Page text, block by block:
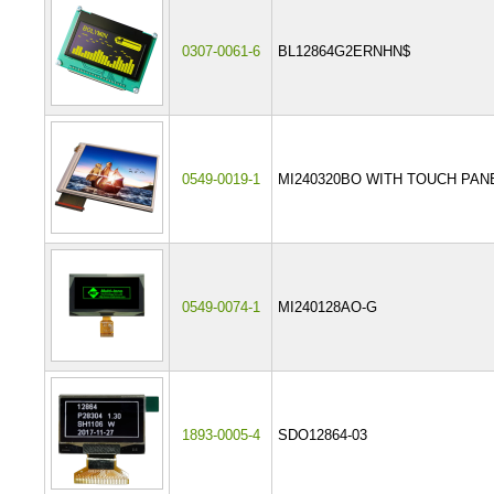
0307-0061-6 BL12864G2ERNHN$
0549-0019-1 MI240320BO WITH TOUCH
0549-0074-1 MI240128AO-G
1893-0005-4 SDO12864-03